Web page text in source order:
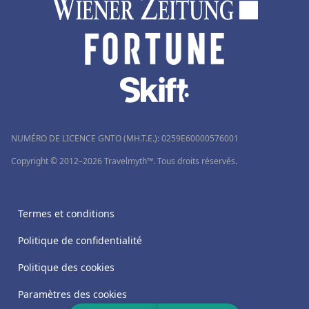
NUMÉRO DE LICENCE GNTO (MH.T.E.): 0259Ε60000576001
Copyright © 2012–2026 Travelmyth™. Tous droits réservés.
Termes et conditions
Politique de confidentialité
Politique des cookies
Paramètres des cookies